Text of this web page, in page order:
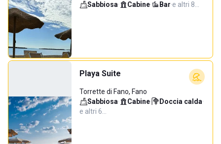
Sabbiosa· Cabine· Bar·e altri 8…
Playa Suite
Torrette di Fano, Fano
Sabbiosa· Cabine· Doccia calda·
e altri 6…